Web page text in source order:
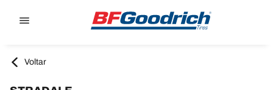
Voltar